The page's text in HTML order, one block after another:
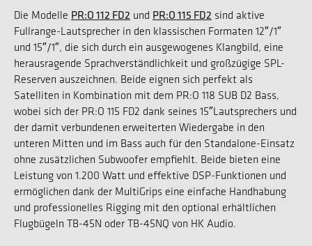
Die Modelle PR:O 112 FD2 und PR:O 115 FD2 sind aktive
Fullrange-Lautsprecher in den klassischen Formaten 12″/1″
und 15″/1″, die sich durch ein ausgewogenes Klangbild, eine
herausragende Sprachverständlichkeit und großzügige SPL-
Reserven auszeichnen. Beide eignen sich perfekt als
Satelliten in Kombination mit dem PR:O 118 SUB D2 Bass,
wobei sich der PR:O 115 FD2 dank seines 15″Lautsprechers und
der damit verbundenen erweiterten Wiedergabe in den
unteren Mitten und im Bass auch für den Standalone-Einsatz
ohne zusätzlichen Subwoofer empfiehlt. Beide bieten eine
Leistung von 1.200 Watt und effektive DSP-Funktionen und
ermöglichen dank der MultiGrips eine einfache Handhabung
und professionelles Rigging mit den optional erhältlichen
Flugbügeln TB-45N oder TB-45NQ von HK Audio.